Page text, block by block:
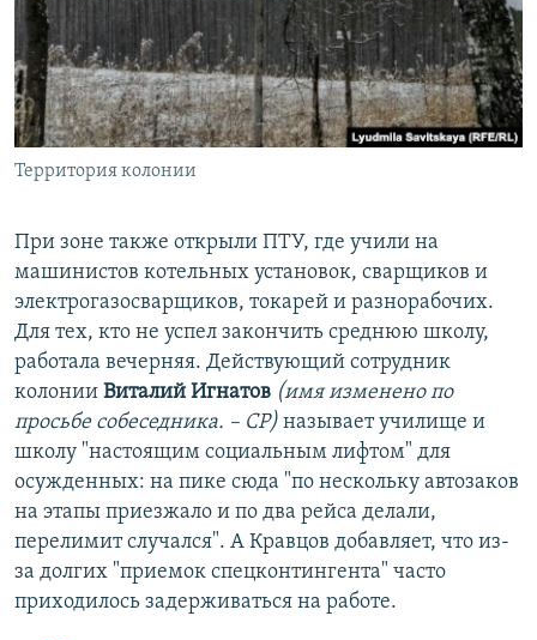
Территория колонии
При зоне также открыли ПТУ, где учили на
машинистов котельных установок, сварщиков и
электрогазосварщиков, токарей и разнорабочих.
Для тех, кто не успел закончить среднюю школу,
работала вечерняя. Действующий сотрудник
колонии Виталий Игнатов (имя изменено по
просьбе собеседника. – СР) называет училище и
школу "настоящим социальным лифтом" для
осужденных: на пике сюда "по нескольку автозаков
на этапы приезжало и по два рейса делали,
перелимит случался". А Кравцов добавляет, что из-
за долгих "приемок спецконтингента" часто
приходилось задерживаться на работе.